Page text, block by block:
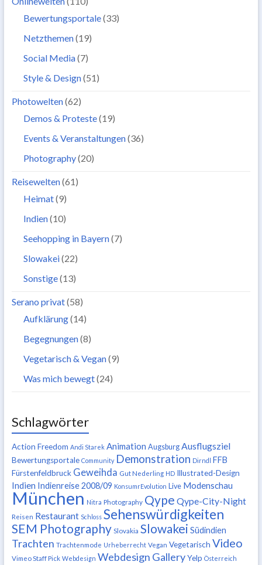
Bewertungsportale(33)
Netzthemen(19)
Social Media(7)
Style & Design(51)
Photowelten(62)
Demos & Proteste(19)
Events & Veranstaltungen(36)
Photography(20)
Reisewelten(61)
Heimat(9)
Indien(10)
Seehopping in Bayern(7)
Slowakei(22)
Sonstige(13)
Serano privat(58)
Aufklärung(14)
Begegnungen(8)
Vegetarisch & Vegan(9)
Was mich bewegt(24)
Schlagwörter
Action Freedom Andi Starek Animation Augsburg Ausflugsziel
Bewertungsportale Community Demonstration Dirndl FFB
Fürstenfeldbruck Geweihda Gut Nederling HD Illustrated-Design
Indien Indienreise 2008/09 KonsumrEvolution Live Modenschau
München Nitra Photography Qype Qype-City-Night
Reisen Restaurant Schloss Sehenswürdigkeiten
SEM Photography Slovakia Slowakei Südindien
Trachten Trachtenmode Urheberrecht Vegan Vegetarisch Video
Vimeo Staff Pick Webdesign Webdesign Gallery Yelp Österreich